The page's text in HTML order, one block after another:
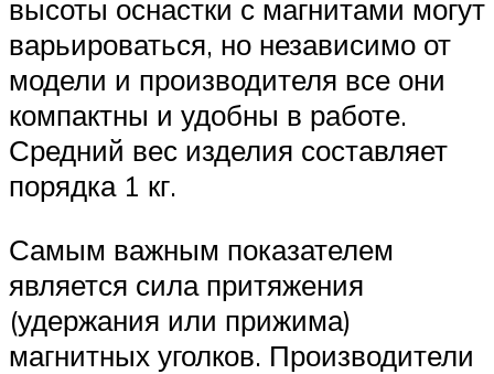
высоты оснастки с магнитами могут
варьироваться, но независимо от
модели и производителя все они
компактны и удобны в работе.
Средний вес изделия составляет
порядка 1 кг.
Самым важным показателем
является сила притяжения
(удержания или прижима)
магнитных уголков. Производители